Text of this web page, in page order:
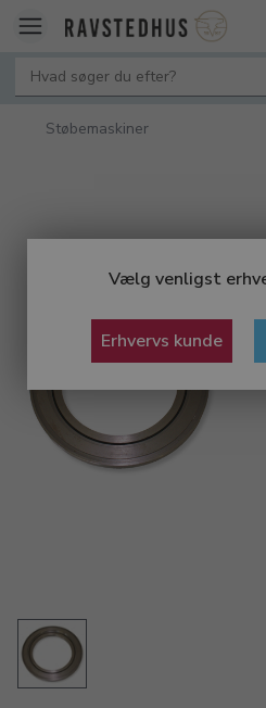
Vælg venligst
Erhvervs kunde
Støbemaskiner